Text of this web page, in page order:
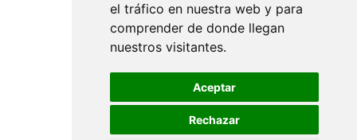
el tráfico en nuestra web y para
comprender de donde llegan
nuestros visitantes.
Aceptar
Rechazar